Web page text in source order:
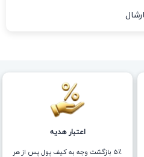
اعتبار هدیه
5٪ بازگشت وجه به کیف پول پس از هر